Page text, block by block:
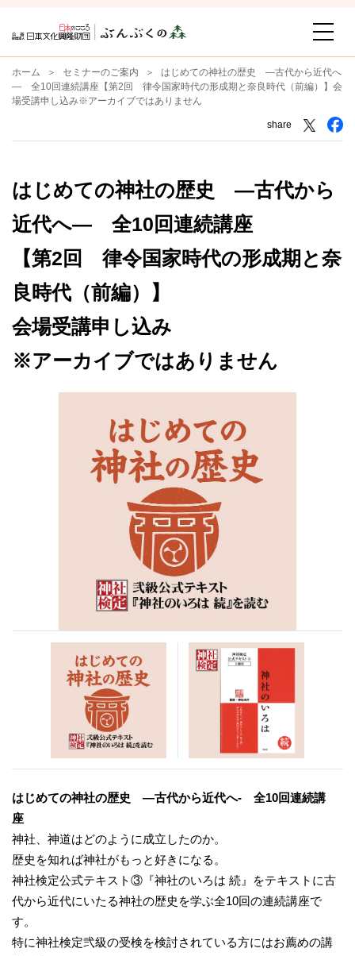
ホーム セミナーのご案内
はじめての神社の歴史 ―古代から近代へ
― 全10回連続講座【第2回 律令国家時代の形成期と奈良時代（前編）】会
場受講申し込み※アーカイブではありません
share
はじめての神社の歴史 ―古代から
近代へ― 全10回連続講座
【第2回 律令国家時代の形成期と奈
良時代（前編）】
会場受講申し込み
※アーカイブではありません
はじめての神社の歴史 ―古代から近代へ- 全10回連続講
座
神社、神道はどのように成立したのか。
歴史を知れば神社がもっと好きになる。
神社検定公式テキスト③『神社のいろは 続』をテキストに古
代から近代にいたる神社の歴史を学ぶ全10回の連続講座で
す。
特に神社検定弐級の受検を検討されている方にはお薦めの講